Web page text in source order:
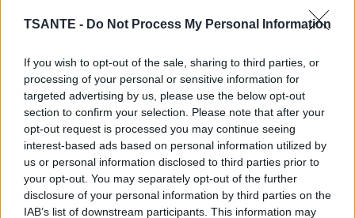
TSANTE - Do Not Process My Personal Information
If you wish to opt-out of the sale, sharing to third parties, or
processing of your personal or sensitive information for
targeted advertising by us, please use the below opt-out
section to confirm your selection. Please note that after your
opt-out request is processed you may continue seeing
interest-based ads based on personal information utilized by
us or personal information disclosed to third parties prior to
your opt-out. You may separately opt-out of the further
disclosure of your personal information by third parties on the
IAB’s list of downstream participants. This information may